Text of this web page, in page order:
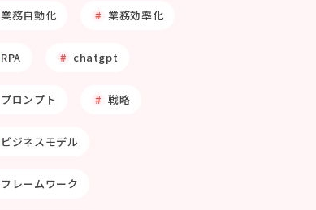
業務自動化 業務効率化
RPA chatgpt
プロンプト 戦略
ビジネスモデル
フレームワーク